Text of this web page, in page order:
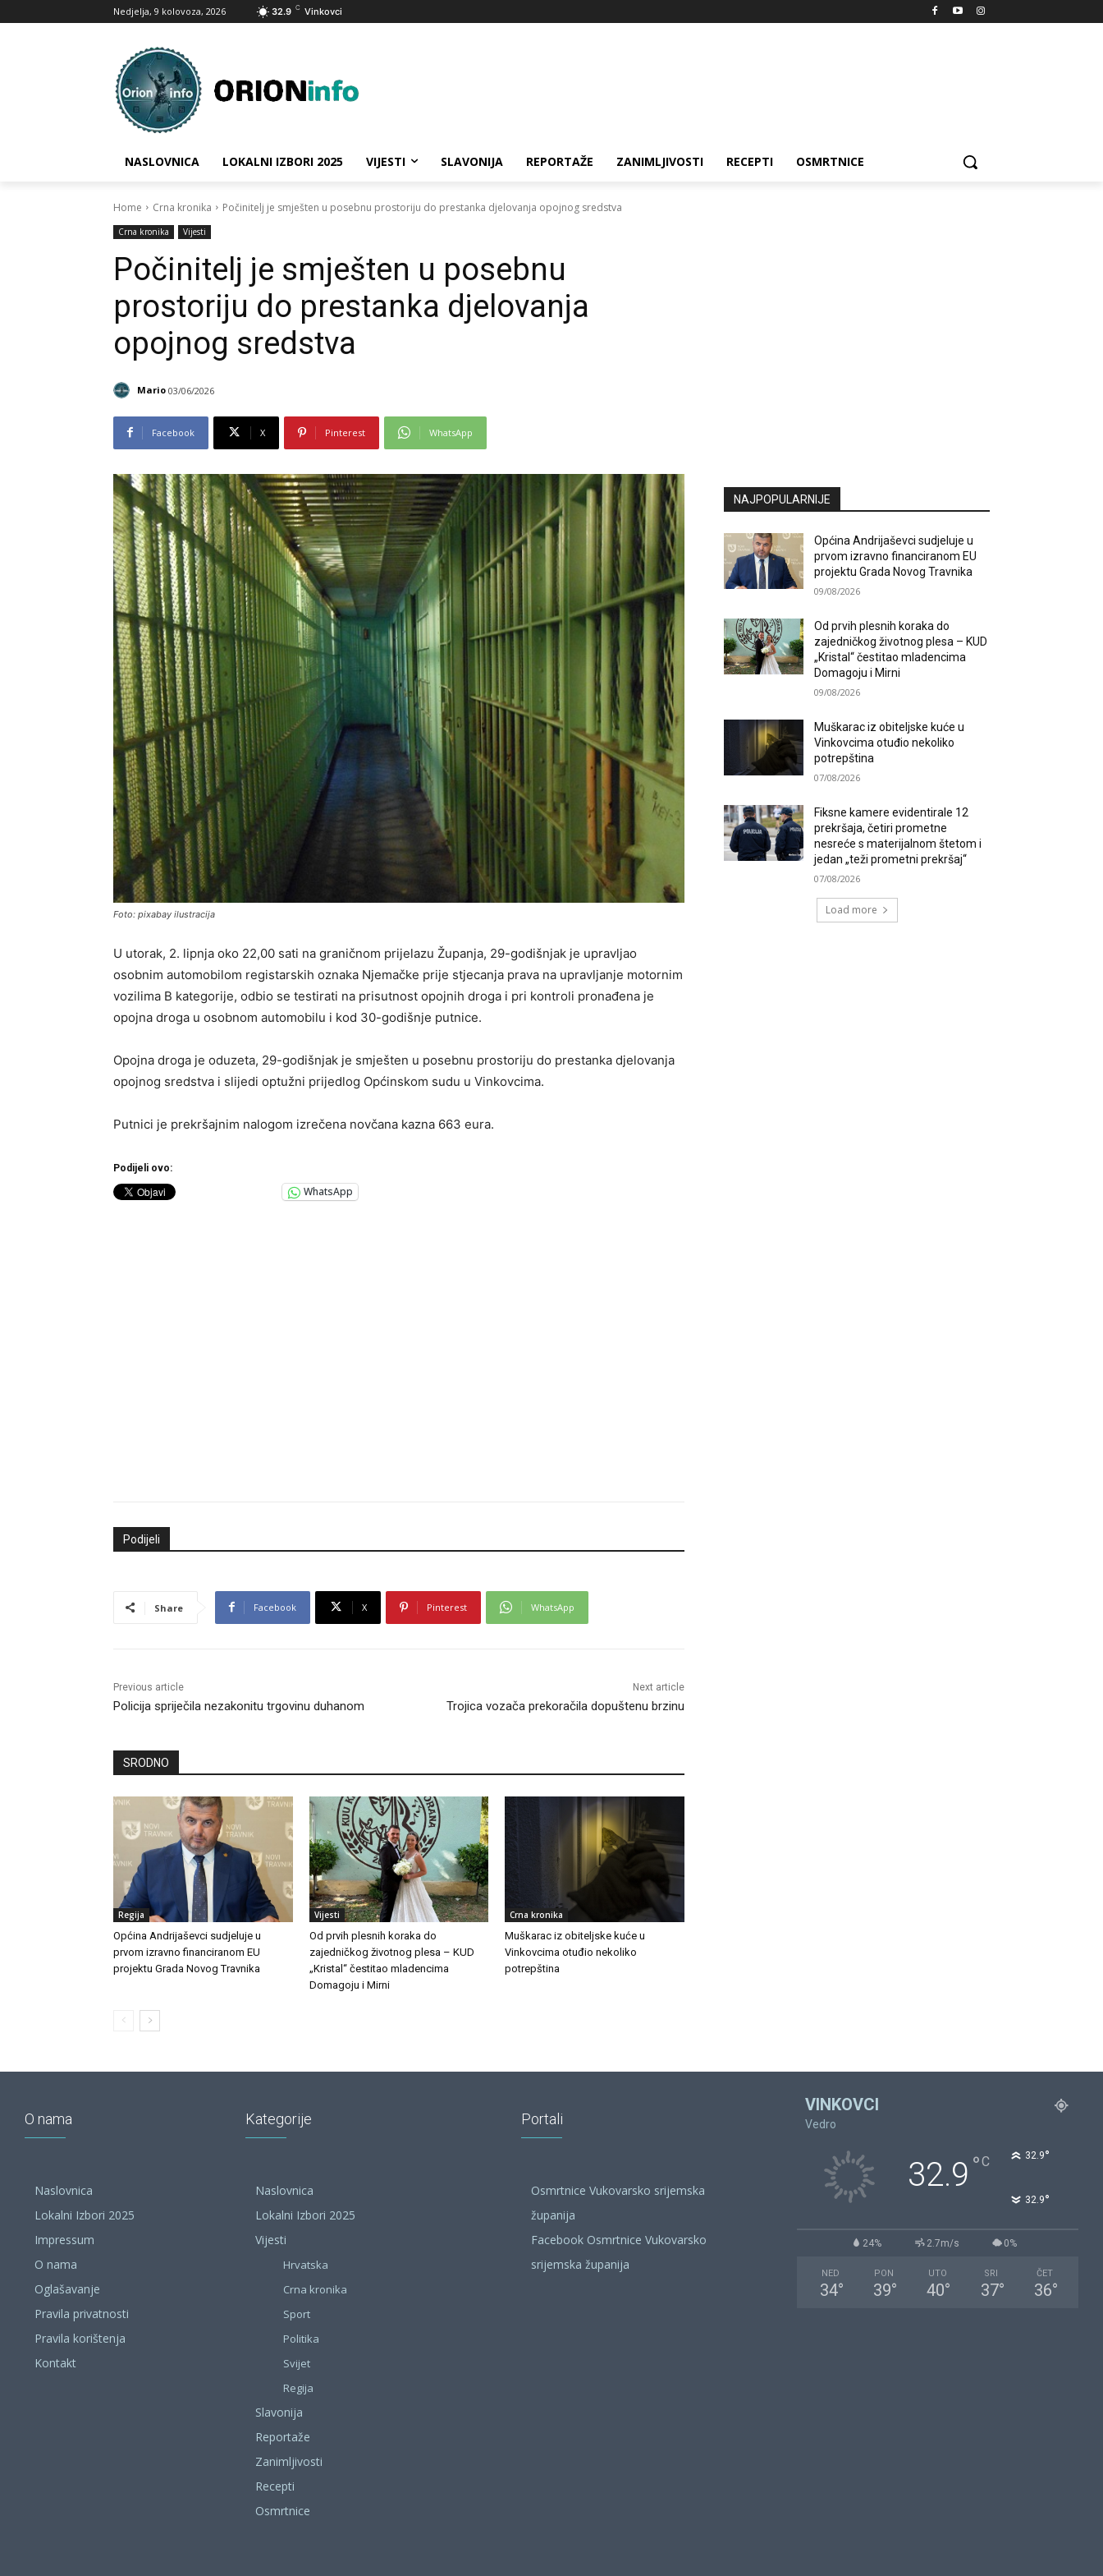
Nedjelja, 9 kolovoza, 2026 32.9 C Vinkovci
NASLOVNICA LOKALNI IZBORI 2025 VIJESTI SLAVONIJA REPORTAŽE ZANIMLJIVOSTI RECEPTI OSMRTNICE
Home Crna kronika Počinitelj je smješten u posebnu prostoriju do prestanka djelovanja opojnog sredstva
Crna kronika Vijesti
Počinitelj je smješten u posebnu
prostoriju do prestanka djelovanja
opojnog sredstva
Mario 03/06/2026
Facebook X Pinterest WhatsApp
Foto: pixabay ilustracija
U utorak, 2. lipnja oko 22,00 sati na graničnom prijelazu Županja, 29-godišnjak je upravljao
osobnim automobilom registarskih oznaka Njemačke prije stjecanja prava na upravljanje motornim
vozilima B kategorije, odbio se testirati na prisutnost opojnih droga i pri kontroli pronađena je
opojna droga u osobnom automobilu i kod 30-godišnje putnice.
Opojna droga je oduzeta, 29-godišnjak je smješten u posebnu prostoriju do prestanka djelovanja
opojnog sredstva i slijedi optužni prijedlog Općinskom sudu u Vinkovcima.
Putnici je prekršajnim nalogom izrečena novčana kazna 663 eura.
Podijeli ovo:
WhatsApp
Podijeli
Share Facebook X Pinterest WhatsApp
Previous article
Policija spriječila nezakonitu trgovinu duhanom
Next article
Trojica vozača prekoračila dopuštenu brzinu
SRODNO
Regija
Općina Andrijaševci sudjeluje u
prvom izravno financiranom EU
projektu Grada Novog Travnika
Vijesti
Od prvih plesnih koraka do
zajedničkog životnog plesa – KUD
„Kristal“ čestitao mladencima
Domagoju i Mirni
Crna kronika
Muškarac iz obiteljske kuće u
Vinkovcima otuđio nekoliko
potrepština
NAJPOPULARNIJE
Općina Andrijaševci sudjeluje u
prvom izravno financiranom EU
projektu Grada Novog Travnika
09/08/2026
Od prvih plesnih koraka do
zajedničkog životnog plesa – KUD
„Kristal“ čestitao mladencima
Domagoju i Mirni
09/08/2026
Muškarac iz obiteljske kuće u
Vinkovcima otuđio nekoliko
potrepština
07/08/2026
Fiksne kamere evidentirale 12
prekršaja, četiri prometne
nesreće s materijalnom štetom i
jedan „teži prometni prekršaj“
07/08/2026
Load more
O nama
Naslovnica
Lokalni Izbori 2025
Impressum
O nama
Oglašavanje
Pravila privatnosti
Pravila korištenja
Kontakt
Kategorije
Naslovnica
Lokalni Izbori 2025
Vijesti
Hrvatska
Crna kronika
Sport
Politika
Svijet
Regija
Slavonija
Reportaže
Zanimljivosti
Recepti
Osmrtnice
Portali
Osmrtnice Vukovarsko srijemska
županija
Facebook Osmrtnice Vukovarsko
srijemska županija
VINKOVCI
Vedro
32.9 °C 32.9°
32.9°
24% 2.7m/s 0%
NED
34°
PON
39°
UTO
40°
SRI
37°
ČET
36°